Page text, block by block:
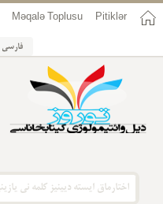
Pitiklər
Məqalə Toplusu
فارسی